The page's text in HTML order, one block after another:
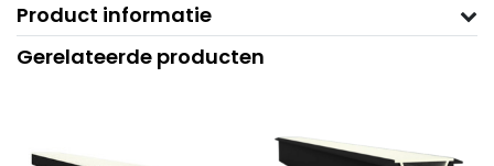
Product informatie
Gerelateerde producten